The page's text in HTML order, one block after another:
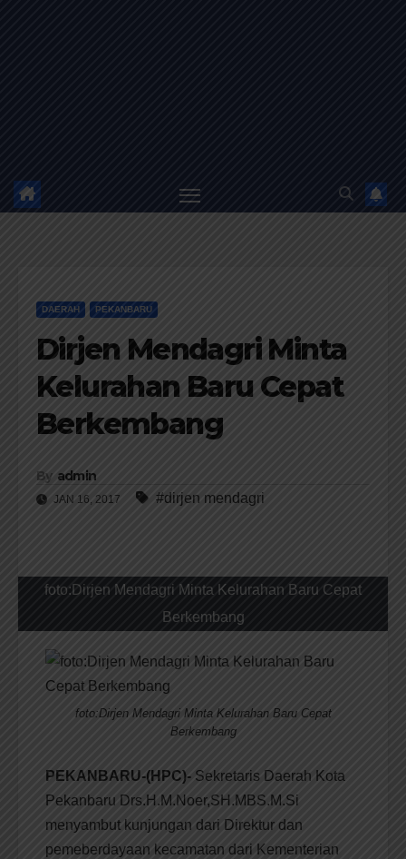
DAERAH PEKANBARU
Dirjen Mendagri Minta
Kelurahan Baru Cepat
Berkembang
By admin
JAN 16, 2017 #dirjen mendagri
foto:Dirjen Mendagri Minta Kelurahan Baru Cepat
Berkembang
foto:Dirjen Mendagri Minta Kelurahan Baru Cepat
Berkembang
PEKANBARU-(HPC)- Sekretaris Daerah Kota
Pekanbaru Drs.H.M.Noer,SH.MBS.M.Si
menyambut kunjungan dari Direktur dan
pemeberdayaan kecamatan dari Kementerian